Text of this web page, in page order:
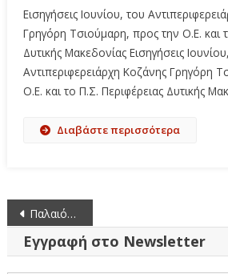
Εισηγήσεις Ιουνίου, του
Γρηγόρη Τσιούμαρη, προς την Ο.Ε. και
Δυτικής Μακεδονίας Εισηγήσεις
Αντιπεριφερειάρχη Κοζάνης Γρηγόρη
Ο.Ε. και το Π.Σ. Περιφέρειας Δυτικής
Διαβάστε περισσότερα
Πλοήγηση
άρθρων
Παλαιότερα άρθρα
Εγγραφή στο Newsletter